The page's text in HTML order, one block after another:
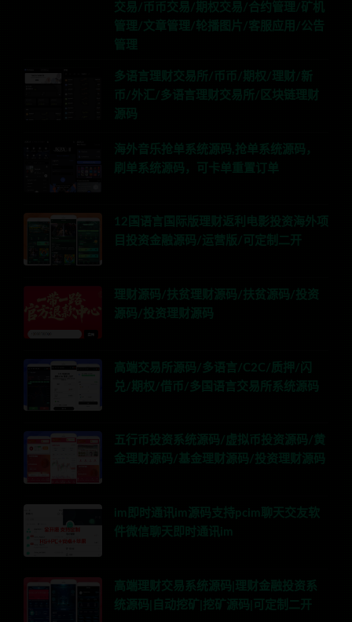
交易/币币交易/期权交易/合约管理/矿机
管理/文章管理/轮播图片/客服应用/公告
管理
多语言理财交易所/币币/期权/理财/新
币/外汇/多语言理财交易所/区块链理财
源码
海外音乐抢单系统源码,抢单系统源码，
刷单系统源码，可卡单重置订单
12国语言国际版理财返利电影投资海外项
目投资金融源码/运营版/可定制二开
理财源码/扶贫理财源码/扶贫源码/投资
源码/投资理财源码
高端交易所源码/多语言/C2C/质押/闪
兑/期权/借币/多国语言交易所系统源码
五行币投资系统源码/虚拟币投资源码/黄
金理财源码/基金理财源码/投资理财源码
im即时通讯im源码支持pcim聊天交友软
件微信聊天即时通讯im
高端理财交易系统源码|理财金融投资系
统源码|自动挖矿|挖矿源码|可定制二开